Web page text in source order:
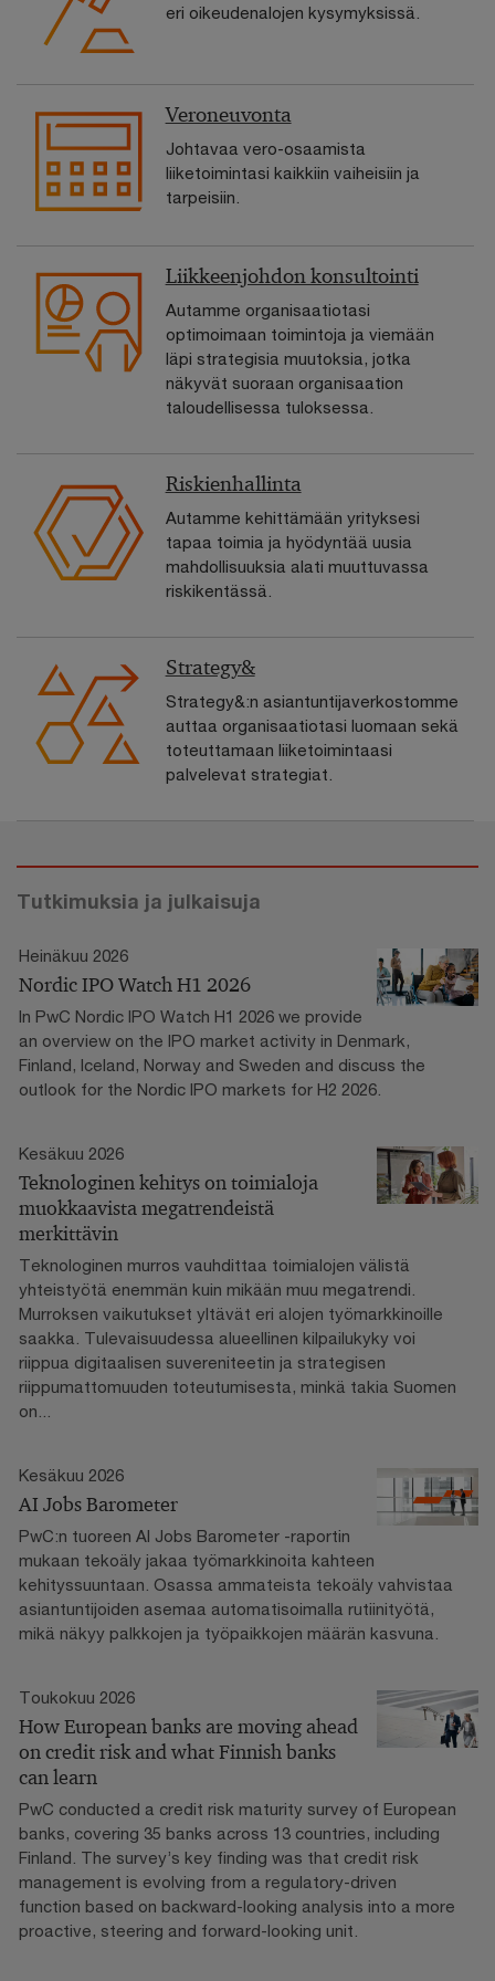
eri oikeudenalojen kysymyksissä.
Veroneuvonta
Johtavaa vero-osaamista
liiketoimintasi kaikkiin vaiheisiin ja
tarpeisiin.
Liikkeenjohdon konsultointi
Autamme organisaatiotasi
optimoimaan toimintoja ja viemään
läpi strategisia muutoksia, jotka
näkyvät suoraan organisaation
taloudellisessa tuloksessa.
Riskienhallinta
Autamme kehittämään yrityksesi
tapaa toimia ja hyödyntää uusia
mahdollisuuksia alati muuttuvassa
riskikentässä.
Strategy&
Strategy&:n asiantuntijaverkostomme
auttaa organisaatiotasi luomaan sekä
toteuttamaan liiketoimintaasi
palvelevat strategiat.
Tutkimuksia ja julkaisuja
Heinäkuu 2026
Nordic IPO Watch H1 2026
In PwC Nordic IPO Watch H1 2026 we provide
an overview on the IPO market activity in Denmark,
Finland, Iceland, Norway and Sweden and discuss the
outlook for the Nordic IPO markets for H2 2026.
Kesäkuu 2026
Teknologinen kehitys on toimialoja
muokkaavista megatrendeistä
merkittävin
Teknologinen murros vauhdittaa toimialojen välistä
yhteistyötä enemmän kuin mikään muu megatrendi.
Murroksen vaikutukset yltävät eri alojen työmarkkinoille
saakka. Tulevaisuudessa alueellinen kilpailukyky voi
riippua digitaalisen suvereniteetin ja strategisen
riippumattomuuden toteutumisesta, minkä takia Suomen
on...
Kesäkuu 2026
AI Jobs Barometer
PwC:n tuoreen AI Jobs Barometer -raportin
mukaan tekoäly jakaa työmarkkinoita kahteen
kehityssuuntaan. Osassa ammateista tekoäly vahvistaa
asiantuntijoiden asemaa automatisoimalla rutiinityötä,
mikä näkyy palkkojen ja työpaikkojen määrän kasvuna.
Toukokuu 2026
How European banks are moving ahead
on credit risk and what Finnish banks
can learn
PwC conducted a credit risk maturity survey of European
banks, covering 35 banks across 13 countries, including
Finland. The survey’s key finding was that credit risk
management is evolving from a regulatory-driven
function based on backward-looking analysis into a more
proactive, steering and forward-looking unit.